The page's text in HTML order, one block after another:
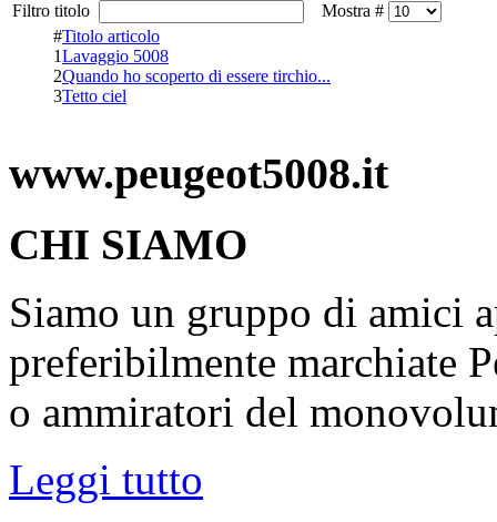
Filtro titolo
Mostra #
#Titolo articolo
1Lavaggio 5008
2Quando ho scoperto di essere tirchio...
3Tetto ciel
www.peugeot5008.it
CHI SIAMO
Siamo un gruppo di amici
preferibilmente marchiate
o ammiratori del
Leggi tutto